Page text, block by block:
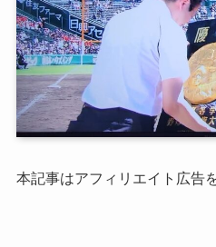
本記事はアフィリエイト広告